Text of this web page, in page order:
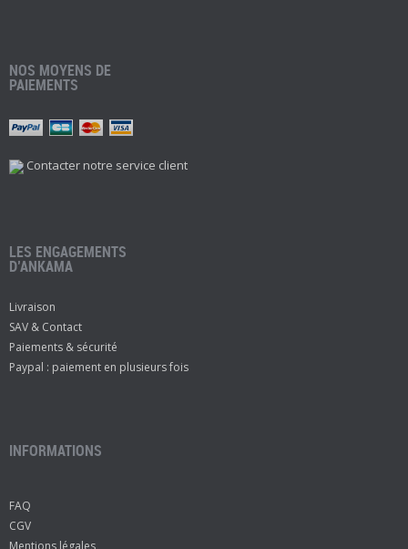
NOS MOYENS DE
PAIEMENTS
Contacter notre service client
LES ENGAGEMENTS
D’ANKAMA
Livraison
SAV & Contact
Paiements & sécurité
Paypal : paiement en plusieurs fois
INFORMATIONS
FAQ
CGV
Mentions légales